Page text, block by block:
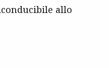
allo